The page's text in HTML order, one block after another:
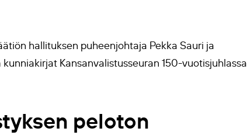
hallituksen puheenjohtaja Pekka Sauri ja
Kansanvalistusseuran 150-vuotisjuhlassa
peloton